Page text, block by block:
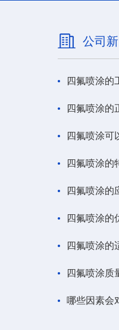
公司
四氟喷涂的
四氟喷涂的
四氟喷涂可
四氟喷涂的
四氟喷涂的
四氟喷涂的
四氟喷涂的
四氟喷涂质
哪些因素会